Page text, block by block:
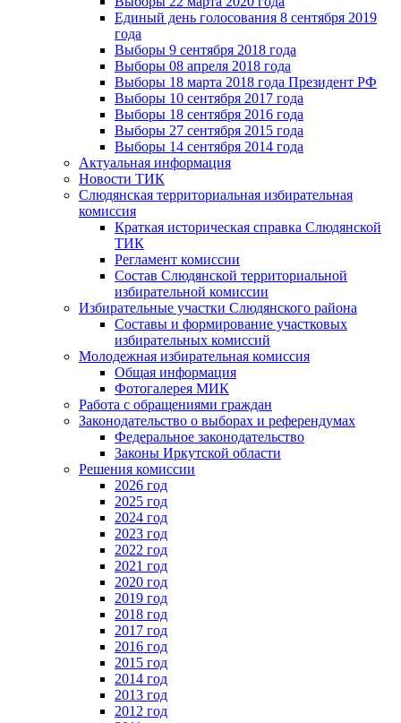
Единый день голосования 8 сентября 2019
года
Выборы 9 сентября 2018 года
Выборы 08 апреля 2018 года
Выборы 18 марта 2018 года Президент РФ
Выборы 10 сентября 2017 года
Выборы 18 сентября 2016 года
Выборы 27 сентября 2015 года
Выборы 14 сентября 2014 года
Актуальная информация
Новости ТИК
Слюдянская территориальная избирательная
комиссия
Краткая историческая справка Слюдянской
ТИК
Регламент комиссии
Состав Слюдянской территориальной
избирательной комиссии
Избирательные участки Слюдянского района
Составы и формирование участковых
избирательных комиссий
Молодежная избирательная комиссия
Общая информация
Фотогалерея МИК
Работа с обращениями граждан
Законодательство о выборах и референдумах
Федеральное законодательство
Законы Иркутской области
Решения комиссии
2026 год
2025 год
2024 год
2023 год
2022 год
2021 год
2020 год
2019 год
2018 год
2017 год
2016 год
2015 год
2014 год
2013 год
2012 год